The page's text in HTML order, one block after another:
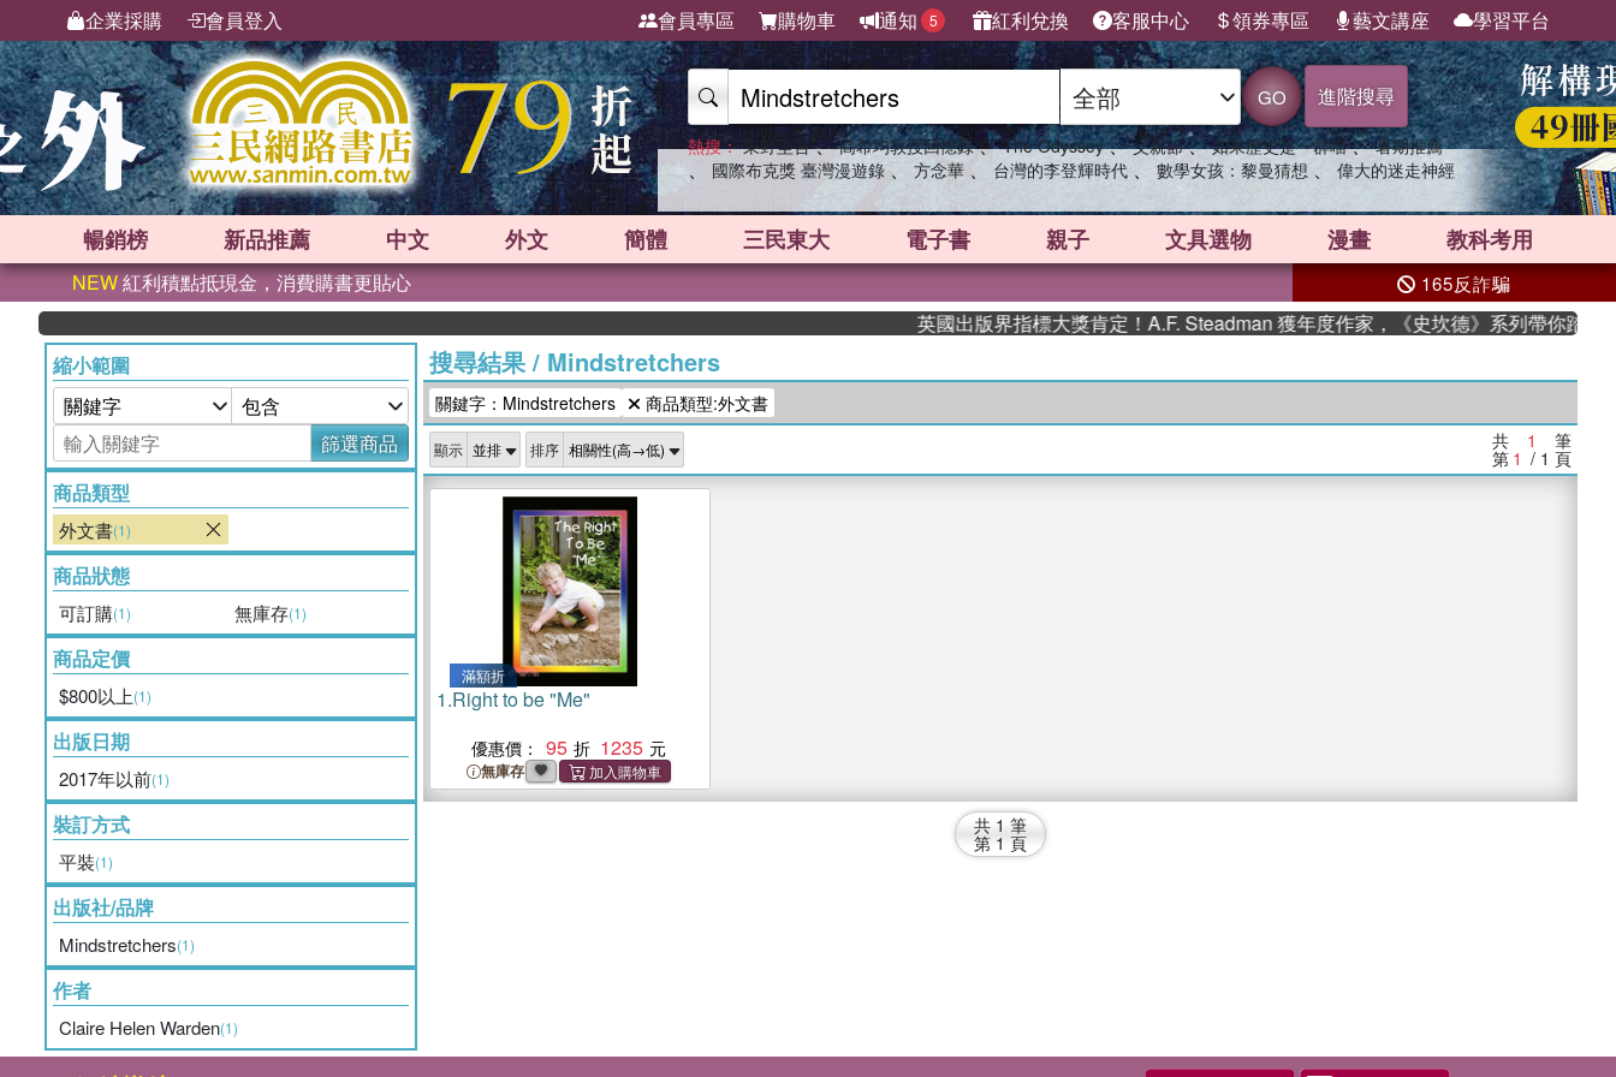
企業採購 會員登入 會員專區 購物車 通知 5 紅利兌換 客服中心 領券專區 藝文講座 學習平台
GO 進階搜尋
熱搜： 東野圭吾 、 高希均教授回憶錄 、 The Odyssey 、 父親節 、 如果歷史是一群喵 、 暑期推薦
、 國際布克獎 臺灣漫遊錄 、 方念華 、 台灣的李登輝時代 、 數學女孩：黎曼猜想 、 偉大的迷走神經
暢銷榜 新品推薦 中文 外文 簡體 三民東大 電子書 親子 文具選物 漫畫 教科考用
NEW紅利積點抵現金，消費購書更貼心 165反詐騙
英國出版界指標大獎肯定！A.F. Steadman 獲年度作家，《史坎德》系列帶你踏上熱
縮小範圍
篩選商品
商品類型
外文書(1)
商品狀態
可訂購(1) 無庫存(1)
商品定價
$800以上(1)
出版日期
2017年以前(1)
裝訂方式
平裝(1)
出版社/品牌
Mindstretchers(1)
作者
Claire Helen Warden(1)
搜尋結果/ Mindstretchers
關鍵字：Mindstretchers 商品類型:外文書
顯示 排序 共 1 筆
第 1 / 1 頁
滿額折
1.Right to be "Me"
優惠價： 95 1235
無庫存
共 1 筆
第 1 頁